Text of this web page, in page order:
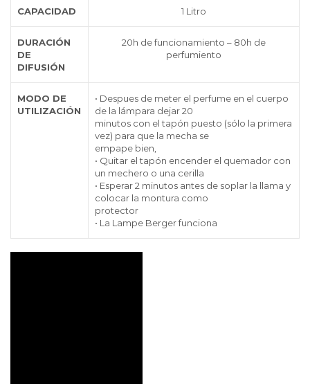
CAPACIDAD 1 Litro
DURACIÓN
DE
DIFUSIÓN
20h de funcionamiento – 80h de
perfumiento
MODO DE
UTILIZACIÓN
• Despues de meter el perfume en el cuerpo
de la lámpara dejar 20
minutos con el tapón puesto (sólo la primera
vez) para que la mecha se
empape bien,
• Quitar el tapón encender el quemador con
un mechero o una cerilla
• Esperar 2 minutos antes de soplar la llama y
colocar la montura como
protector
• La Lampe Berger funciona